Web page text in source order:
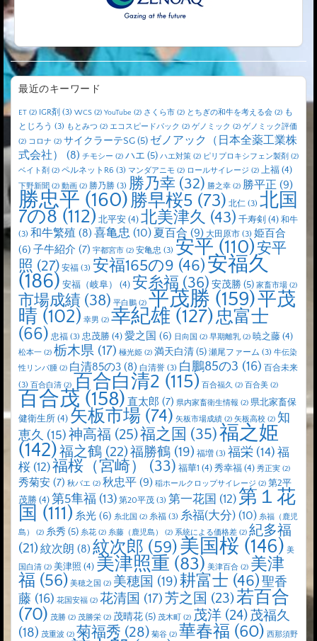
最近のキーワード
ET (2) IGR剤 (3) WCS (2) YouTube (2) さくら市 (2) とちぎの和牛を考える会 (2) も
とじろう (3) もとみつ (2) エコスピードパック (2) ゲノミック (2) ゲノミック評価
(2) コロナ (2) サイクラーテSG(5) ゼノアック（日本全薬工業株
式会社）
(8) チモシー (2) ハエ (5) ハエ対策 (2) ピリプロキシフェン製剤 (2)
ベイト剤 (2) ペルネットR6 (3) マンダアニモ (2) ロールサイレージ (2) 上福 (4)
下野新聞 (2) 動画 (2) 勝乃勝 (3) 勝乃幸 (32) 勝之幸 (2) 勝平正 (9)
勝忠平 (160)勝早桜5 (73) 北仁 (3) 北国
7の8 (112) 北平安 (4) 北美津久 (43) 千寿剣 (4) 和牛
(3) 和牛繁殖 (8) 喜亀忠 (10) 夏百合 (9) 大田原市 (3) 姫百合
(6) 子牛紹介 (7) 宇都宮市 (2) 安亀忠 (3) 安平(110)安平
照 (27) 安福 (3) 安福165の9 (46)安福久
(186) 安福（岐阜） (4) 安糸福 (36) 安茂勝 (5) 家畜市場 (2)
市場成績 (38) 平白鵬 (2) 平茂勝 (159)平茂
晴 (102) 幸男 (2) 幸紀雄 (127)忠富士
(66) 忠福 (3) 忠茂勝 (4) 愛之国 (6) 日向国 (2) 早期離乳 (2) 暁之藤 (4)
松本一 (2) 栃木県 (17) 極光姫 (2) 満天白清(5) 瀬尾ファーム (3) 牛伝染
性リンパ腫 (2) 白清85の3 (8) 白清誉 (3) 白鵬85の3 (16) 百合未来
(3) 百合白清 (2) 百合白清2 (115) 百合福久 (2) 百合美 (2)
百合茂 (158) 直太郎 (7) 県内家畜衛生情報 (2) 県北家畜保
健衛生所 (4) 矢板市場 (74) 矢板市場成績 (2) 矢板高校 (2) 知
恵久 (15) 神高福 (25)福之国 (35)福之姫
(142)福之鶴 (22)福勝鶴 (19) 福増 (3) 福栄 (14) 福
桜 (12)福桜（宮崎） (33) 福華1 (4) 秀幸福 (4) 秀正実 (2)
秀菊安 (7) 秋バエ (2) 秋忠平 (9) 稲ホールクロップサイレージ (2) 第2平
茂勝 (4) 第5隼福 (13) 第20平茂 (3) 第一花国 (12) 第１花
国 (111) 糸光 (6) 糸北国 (2) 糸福 (3) 糸福(大分) (10) 糸福（鹿児
島）
(2) 糸秀 (5) 糸花 (2) 糸藤（鹿児島） (2) 系統による価格差 (2) 紀多福
(21) 紋次朗 (8) 紋次郎 (59)美国桜 (146) 美
国白清 (2) 美津照 (4) 美津照重 (83) 美津百合 (2) 美津
福 (56) 美穂之国 (2) 美穂国 (19)耕富士 (46)聖香
藤 (16) 花国安福 (2) 花清国 (17)芳之国 (23)若百合
(70) 茂勝 (2) 茂勝栄 (2) 茂晴花(5) 茂木町 (2) 茂洋 (24)茂福久
(18) 茂重波 (2) 菊福秀 (28) 菊谷 (2) 華春福 (60) 西那須野